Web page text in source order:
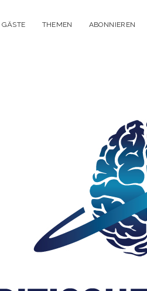
GÄSTE THEMEN ABONNIEREN